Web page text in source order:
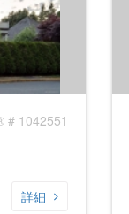
# 1042551
詳細